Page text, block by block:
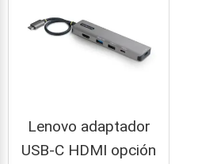
Lenovo adaptador
USB-C HDMI opción